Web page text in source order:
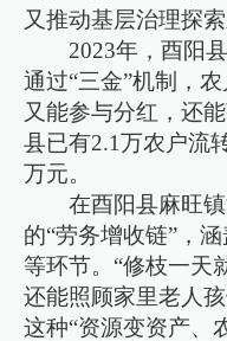
又推动基层治理探索
2023年，酉阳
通过“三金”机制，
又能参与分红，还
县已有2.1万农户流
万元。
在酉阳县麻旺
的“劳务增收链”，
等环节。“修枝一天
还能照顾家里老人
这种“资源变资产、